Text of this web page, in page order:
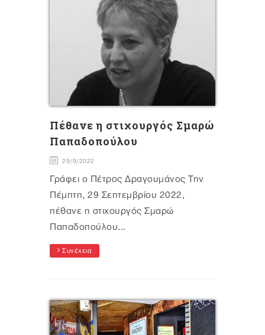
Πέθανε η στιχουργός Σμαρώ
Παπαδοπούλου
29/9/2022
Γράφει ο Πέτρος Δραγουμάνος Την
Πέμπτη, 29 Σεπτεμβρίου 2022,
πέθανε η στιχουργός Σμαρώ
Παπαδοπούλου...
Συνέχεια